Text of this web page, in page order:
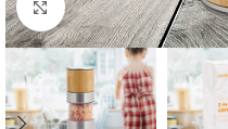
Click to enlarge